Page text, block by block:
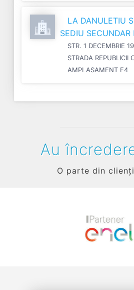
LA DANULETIU
SEDIU SECUNDAR
STR. 1 DECEMBRIE
STRADA REPUBLICII
AMPLASAMENT F4
Au
O parte din